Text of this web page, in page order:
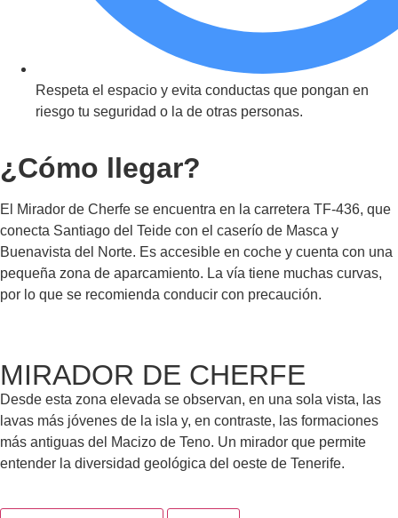
Respeta el espacio y evita conductas que pongan en
riesgo tu seguridad o la de otras personas.
¿Cómo llegar?
El Mirador de Cherfe se encuentra en la carretera TF-436, que
conecta Santiago del Teide con el caserío de Masca y
Buenavista del Norte. Es accesible en coche y cuenta con una
pequeña zona de aparcamiento. La vía tiene muchas curvas,
por lo que se recomienda conducir con precaución.
MIRADOR DE CHERFE
Desde esta zona elevada se observan, en una sola vista, las
lavas más jóvenes de la isla y, en contraste, las formaciones
más antiguas del Macizo de Teno. Un mirador que permite
entender la diversidad geológica del oeste de Tenerife.
300 m